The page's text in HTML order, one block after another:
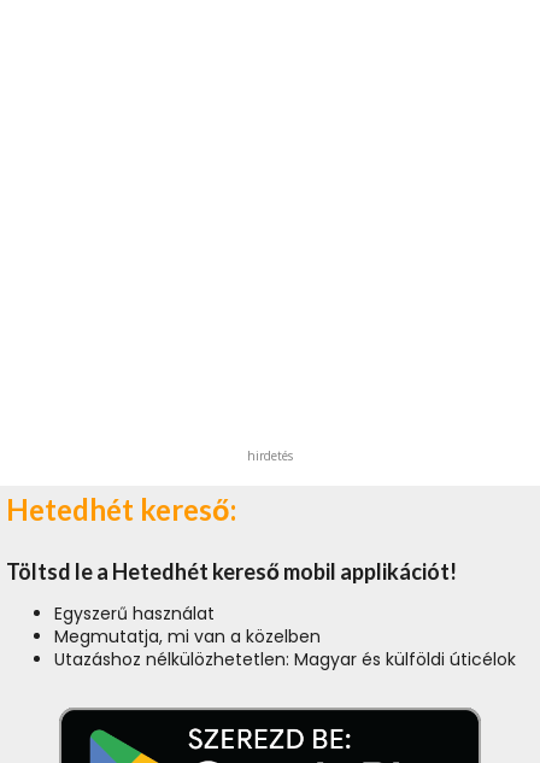
hirdetés
Hetedhét kereső:
Töltsd le a Hetedhét kereső mobil applikációt!
Egyszerű használat
Megmutatja, mi van a közelben
Utazáshoz nélkülözhetetlen: Magyar és külföldi úticélok